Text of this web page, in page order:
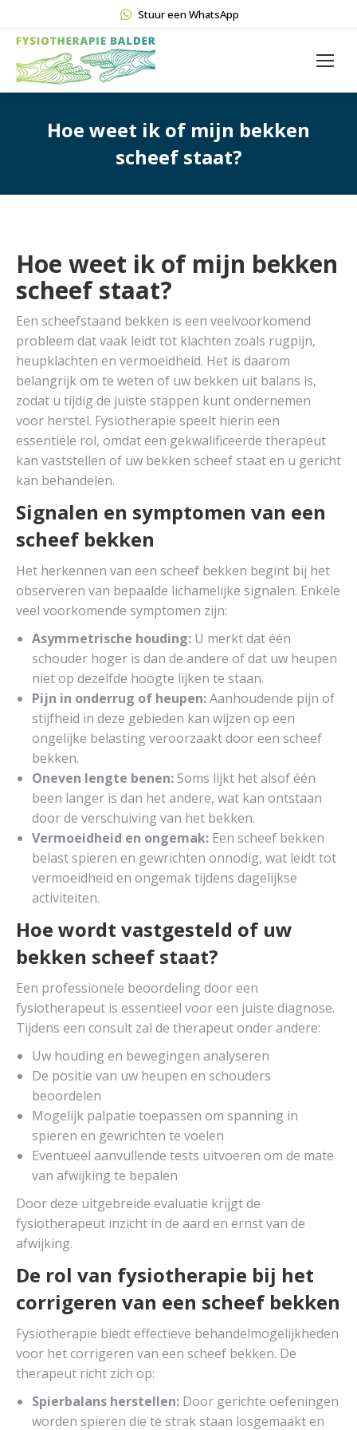
Stuur een WhatsApp
Hoe weet ik of mijn bekken
scheef staat?
Hoe weet ik of mijn bekken
scheef staat?
Een scheefstaand bekken is een veelvoorkomend
probleem dat vaak leidt tot klachten zoals rugpijn,
heupklachten en vermoeidheid. Het is daarom
belangrijk om te weten of uw bekken uit balans is,
zodat u tijdig de juiste stappen kunt ondernemen
voor herstel. Fysiotherapie speelt hierin een
essentiële rol, omdat een gekwalificeerde therapeut
kan vaststellen of uw bekken scheef staat en u gericht
kan behandelen.
Signalen en symptomen van een
scheef bekken
Het herkennen van een scheef bekken begint bij het
observeren van bepaalde lichamelijke signalen. Enkele
veel voorkomende symptomen zijn:
Asymmetrische houding: U merkt dat één
schouder hoger is dan de andere of dat uw heupen
niet op dezelfde hoogte lijken te staan.
Pijn in onderrug of heupen:Aanhoudende pijn of
stijfheid in deze gebieden kan wijzen op een
ongelijke belasting veroorzaakt door een scheef
bekken.
Oneven lengte benen: Soms lijkt het alsof één
been langer is dan het andere, wat kan ontstaan
door de verschuiving van het bekken.
Vermoeidheid en ongemak: Een scheef bekken
belast spieren en gewrichten onnodig, wat leidt tot
vermoeidheid en ongemak tijdens dagelijkse
activiteiten.
Hoe wordt vastgesteld of uw
bekken scheef staat?
Een professionele beoordeling door een
fysiotherapeut is essentieel voor een juiste diagnose.
Tijdens een consult zal de therapeut onder andere:
Uw houding en bewegingen analyseren
De positie van uw heupen en schouders
beoordelen
Mogelijk palpatie toepassen om spanning in
spieren en gewrichten te voelen
Eventueel aanvullende tests uitvoeren om de mate
van afwijking te bepalen
Door deze uitgebreide evaluatie krijgt de
fysiotherapeut inzicht in de aard en ernst van de
afwijking.
De rol van fysiotherapie bij het
corrigeren van een scheef bekken
Fysiotherapie biedt effectieve behandelmogelijkheden
voor het corrigeren van een scheef bekken. De
therapeut richt zich op:
Spierbalans herstellen: Door gerichte oefeningen
worden spieren die te strak staan losgemaakt en